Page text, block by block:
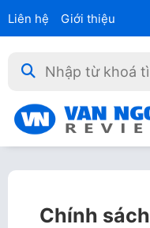
Liên hệ Giới thiệu
Chính sách